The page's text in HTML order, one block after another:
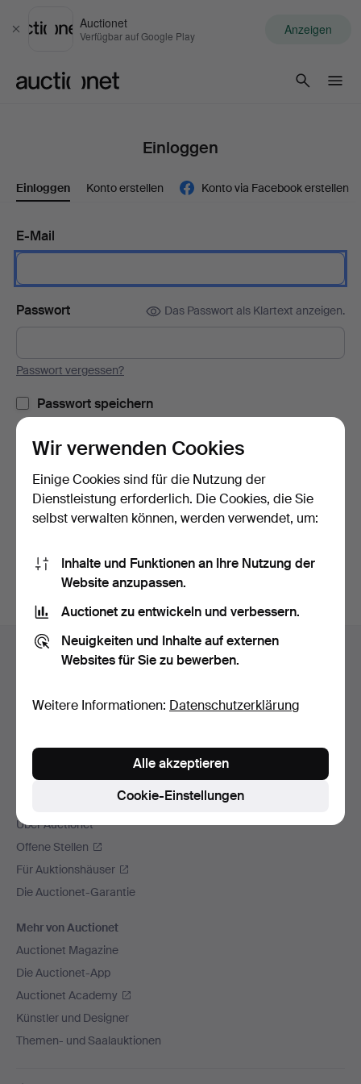
Schließen
Auctionet
Verfügbar auf Google Play Anzeigen
Einloggen
Einloggen Konto erstellen Konto via Facebook erstellen
E-Mail
Passwort Das Passwort als Klartext anzeigen.
Passwort vergessen?
Passwort speichern
Einloggen
oder hier via Facebook einloggen
Fußzeilen-
Navigation
Hilfe und Kontakt
Alle Auktionshäuser
Über Auctionet
Offene Stellen
Für Auktionshäuser
Die Auctionet-Garantie
Mehr von Auctionet
Auctionet Magazine
Die Auctionet-App
Auctionet Academy
Künstler und Designer
Themen- und Saalauktionen
Wir verwenden Cookies
Einige Cookies sind für die Nutzung der
Dienstleistung erforderlich. Die Cookies, die Sie
selbst verwalten können, werden verwendet, um:
Inhalte und Funktionen an Ihre Nutzung der
Website anzupassen.
Auctionet zu entwickeln und verbessern.
Neuigkeiten und Inhalte auf externen
Websites für Sie zu bewerben.
Weitere Informationen: Datenschutzerklärung
Cookie-Einstellungen
Alle akzeptieren